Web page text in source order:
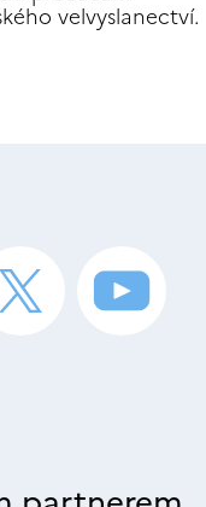
velvyslanectví.